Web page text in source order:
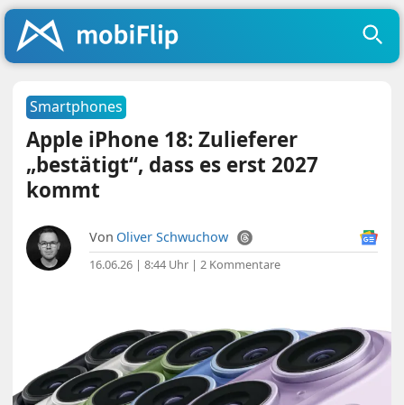
Smartphones
Apple iPhone 18: Zulieferer
„bestätigt“, dass es erst 2027
kommt
Von Oliver Schwuchow
16.06.26 | 8:44 Uhr |2 Kommentare